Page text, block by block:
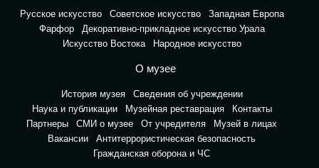
Русское искусство Советское искусство
Западная Европа
Фарфор
Декоративно-прикладное искусство Урала
Искусство Востока
Народное искусство
О музее
История музея
Сведения об учреждении
Наука и публикации
Музейная реставрация
Контакты
Партнеры
СМИ о музее От учредителя
Музей в лицах
Вакансии
Антитеррористическая безопасность
Гражданская оборона и ЧС